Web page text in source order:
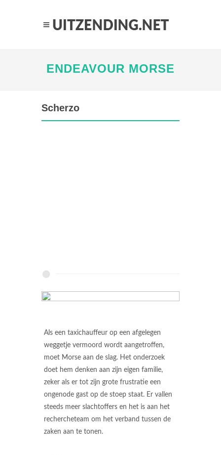
ENDEAVOUR MORSE
Scherzo
Als een taxichauffeur op een afgelegen
weggetje vermoord wordt aangetroffen,
moet Morse aan de slag. Het onderzoek
doet hem denken aan zijn eigen familie,
zeker als er tot zijn grote frustratie een
ongenode gast op de stoep staat. Er vallen
steeds meer slachtoffers en het is aan het
rechercheteam om het verband tussen de
zaken aan te tonen.